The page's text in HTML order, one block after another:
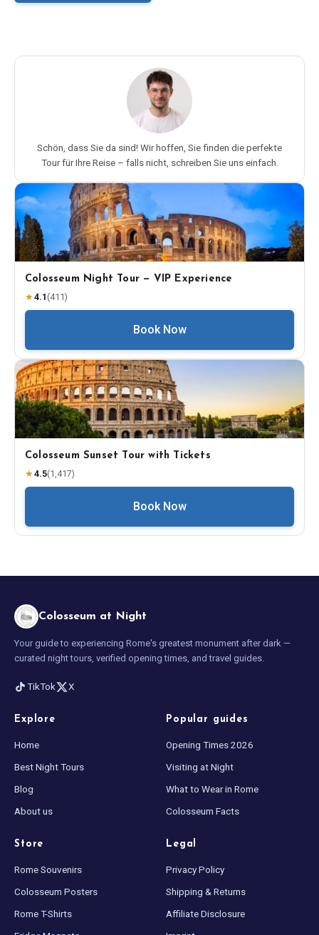
Schön, dass Sie da sind! Wir hoffen, Sie finden die perfekte
Tour für Ihre Reise – falls nicht, schreiben Sie uns einfach.
Colosseum Night Tour — VIP Experience
★4.1 (411)
Book Now
Colosseum Sunset Tour with Tickets
★4.5(1,417)
Book Now
Colosseum at Night
Your guide to experiencing Rome's greatest monument after dark —
curated night tours, verified opening times, and travel guides.
TikTok X
Explore
Home
Best Night Tours
Blog
About us
Popular guides
Opening Times 2026
Visiting at Night
What to Wear in Rome
Colosseum Facts
Store
Rome Souvenirs
Colosseum Posters
Rome T-Shirts
Legal
Privacy Policy
Shipping & Returns
Affiliate Disclosure